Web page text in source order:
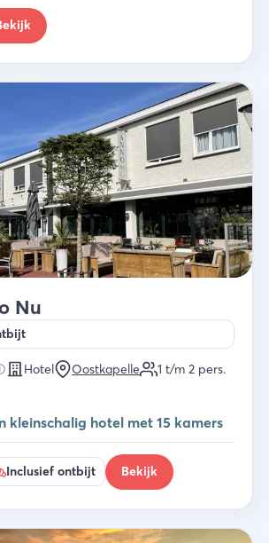
Nu
Hotel Oostkapelle 1 t/m 2 pers.
kleinschalig hotel met 15 kamers
Inclusief ontbijt Bekijk